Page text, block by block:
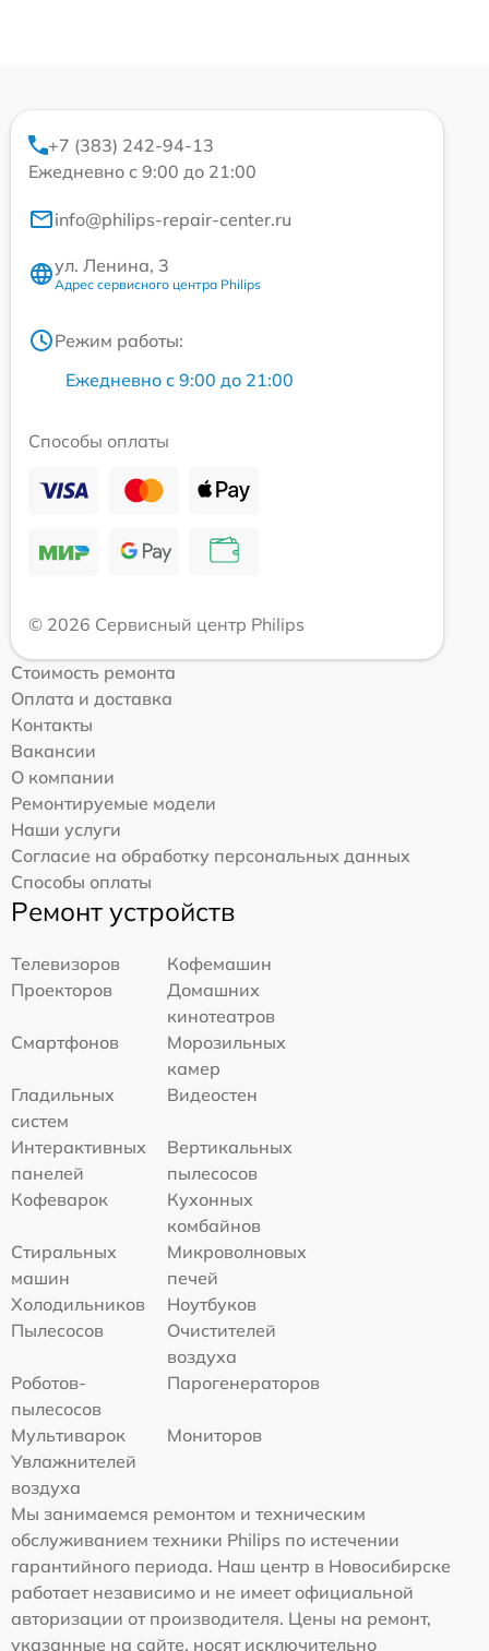
+7 (383) 242-94-13
Ежедневно с 9:00 до 21:00
info@philips-repair-center.ru
ул. Ленина, 3
Адрес сервисного центра Philips
Режим работы:
Ежедневно с 9:00 до 21:00
Способы оплаты
© 2026 Сервисный центр Philips
Стоимость ремонта
Оплата и доставка
Контакты
Вакансии
О компании
Ремонтируемые модели
Наши услуги
Согласие на обработку персональных данных
Способы оплаты
Ремонт устройств
Телевизоров
Кофемашин
Проекторов
Домашних
кинотеатров
Смартфонов
Морозильных
камер
Гладильных
систем
Видеостен
Интерактивных
панелей
Вертикальных
пылесосов
Кофеварок
Кухонных
комбайнов
Стиральных
машин
Микроволновых
печей
Холодильников
Ноутбуков
Пылесосов
Очистителей
воздуха
Роботов-
пылесосов
Парогенераторов
Мультиварок
Мониторов
Увлажнителей
воздуха
Мы занимаемся ремонтом и техническим
обслуживанием техники Philips по истечении
гарантийного периода. Наш центр в Новосибирске
работает независимо и не имеет официальной
авторизации от производителя. Цены на ремонт,
указанные на сайте, носят исключительно